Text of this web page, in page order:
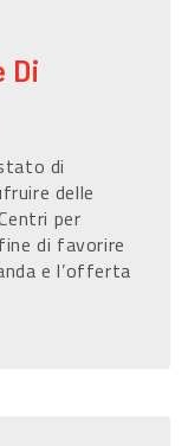
Di
di
delle
per
di favorire
e l’offerta